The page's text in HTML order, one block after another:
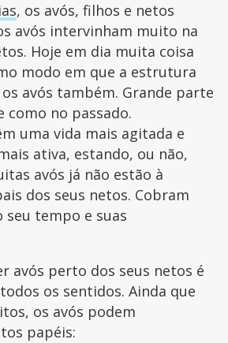
, os avós, filhos e netos
avós intervinham muito na
Hoje em dia muita coisa
modo em que a estrutura
avós também. Grande parte
como no passado.
uma vida mais agitada e
ativa, estando, ou não,
avós já não estão à
dos seus netos. Cobram
seu tempo e suas
avós perto dos seus netos é
os sentidos. Ainda que
os avós podem
papéis: